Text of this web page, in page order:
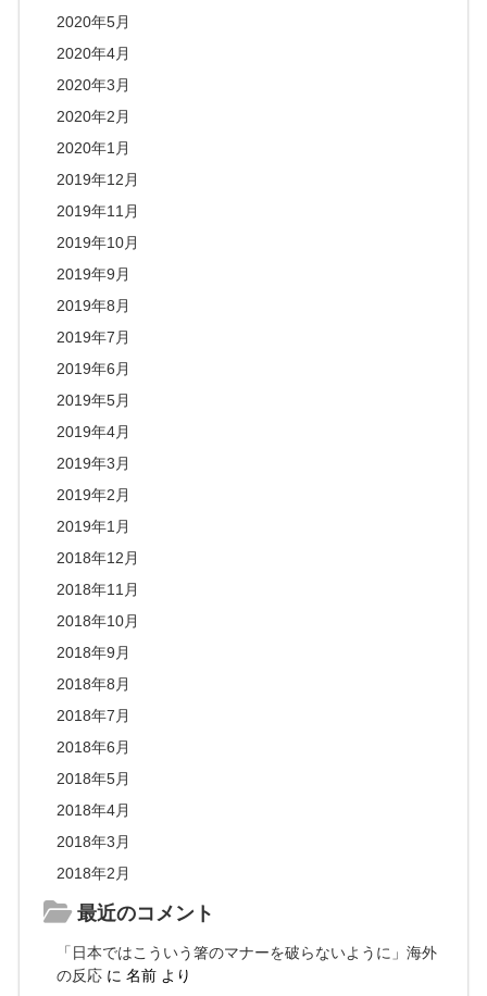
2020年5月
2020年4月
2020年3月
2020年2月
2020年1月
2019年12月
2019年11月
2019年10月
2019年9月
2019年8月
2019年7月
2019年6月
2019年5月
2019年4月
2019年3月
2019年2月
2019年1月
2018年12月
2018年11月
2018年10月
2018年9月
2018年8月
2018年7月
2018年6月
2018年5月
2018年4月
2018年3月
2018年2月
最近のコメント
「日本ではこういう箸のマナーを破らないように」海外
の反応 に名前 より